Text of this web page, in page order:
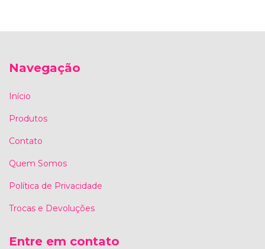
Navegação
Início
Produtos
Contato
Quem Somos
Política de Privacidade
Trocas e Devoluções
Entre em contato